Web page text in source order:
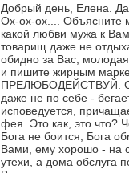
Добрый день, Елена.
Ох-ох-ох.... Объясните
какой любви мужа к
товарищ даже не
обидно за Вас,
и пишите жирным
ПРЕЛЮБОДЕЙСТВУЙ.
даже не по себе -
исповедуется,
фея. Это как, это что?
Бога не боится, Бога
Вами, ему хорошо - на
утехи, а дома обслуга